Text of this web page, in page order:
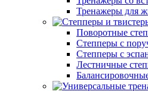
Тренажеры для
Поворотные
Степперы с
Степперы с
Лестничные